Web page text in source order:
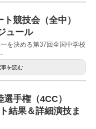
競技会（全中）
ュール
を決める第37回全国中学校
事を読む
選手権（4CC）
結果＆詳細演技ま